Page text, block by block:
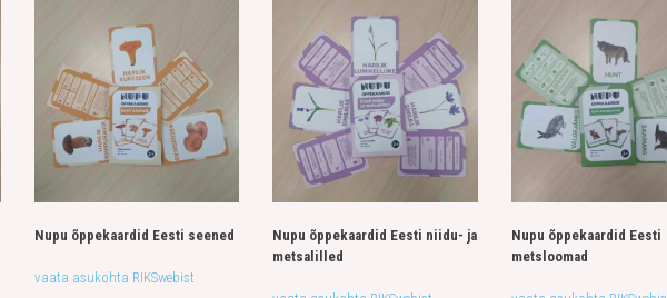
Nupu õppekaardid Eesti seened
vaata asukohta RIKSwebist
Nupu õppekaardid Eesti niidu- ja
metsalilled
Nupu õppekaardid Eesti
metsloomad